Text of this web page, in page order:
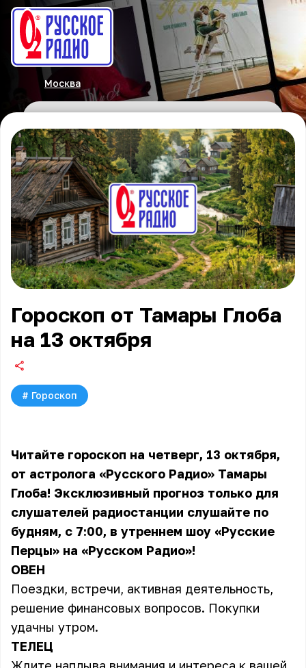
Москва
Гороскоп от Тамары Глоба
на 13 октября
# Гороскоп
Читайте гороскоп на четверг, 13 октября,
от астролога «Русского Радио» Тамары
Глоба! Эксклюзивный прогноз только для
слушателей радиостанции слушайте по
будням, с 7:00, в утреннем шоу «Русские
Перцы» на «Русском Радио»!
ОВЕН
Поездки, встречи, активная деятельность,
решение финансовых вопросов. Покупки
удачны утром.
ТЕЛЕЦ